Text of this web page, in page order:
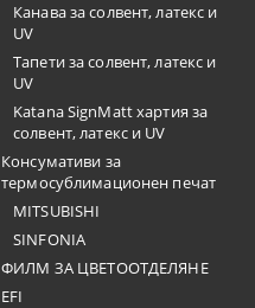
Канава за солвент, латекс и
UV
Тапети за солвент, латекс и
UV
Katana SignMatt хартия за
солвент, латекс и UV
Консумативи за
термосублимационен печат
MITSUBISHI
SINFONIA
ФИЛМ ЗА ЦВЕТООТДЕЛЯНЕ
EFI